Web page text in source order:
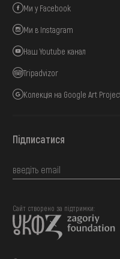
Ми у Facebook
Ми в Instagram
Наш Youtube канал
Tripadvizor
Колекція на Google Art
Підписатися
Сайт створено за підтримки: